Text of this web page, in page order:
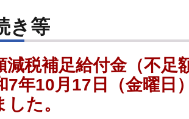
き等
減税補足給付金（不
7年10月17日（金曜日
。